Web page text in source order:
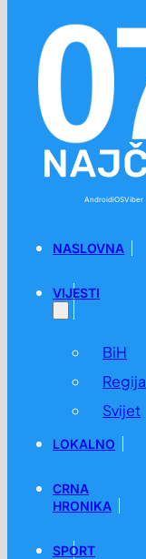
AndroidiOSViber
NASLOVNA
VIJESTI
BiH
Regija
Svijet
LOKALNO
CRNA
HRONIKA
SPORT